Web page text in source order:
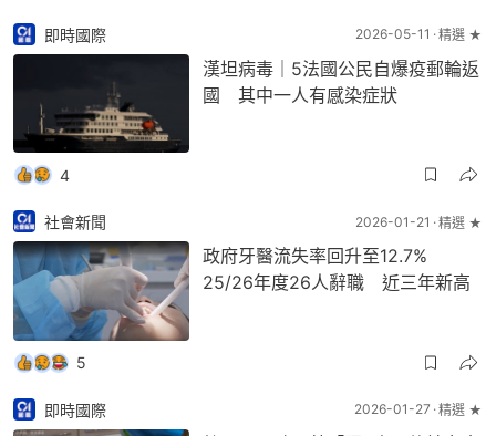
即時國際 2026-05-11 精選 ★
漢坦病毒｜5法國公民自爆疫郵輪返
國 其中一人有感染症狀
4
社會新聞 2026-01-21 精選 ★
政府牙醫流失率回升至12.7%
25/26年度26人辭職 近三年新高
5
即時國際 2026-01-27 精選 ★